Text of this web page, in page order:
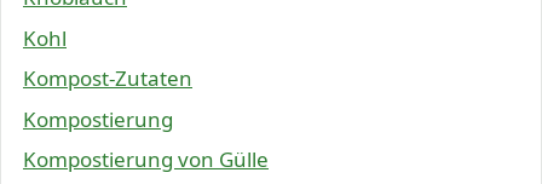
Kohl
Kompost-Zutaten
Kompostierung
Kompostierung von Gülle